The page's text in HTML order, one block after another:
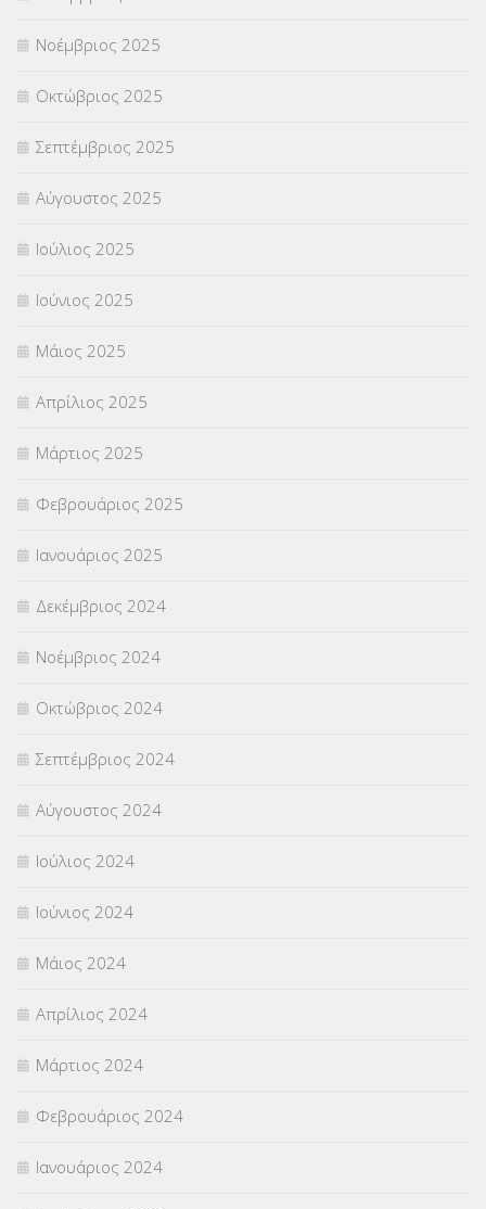
ΥΠΕΡΑΡΙΘΜΟΙ(1)
ΥΠΟΤΡΟΦΙΕΣ(28)
ΦΥΣΙΚΗ ΑΓΩΓΗ(692)
Χωρίς κατηγορία
Νοέμβριος 2025
Οκτώβριος 2025
Σεπτέμβριος 2025
Αύγουστος 2025
Ιούλιος 2025
Ιούνιος 2025
Μάιος 2025
Απρίλιος 2025
Μάρτιος 2025
Φεβρουάριος 2025
Ιανουάριος 2025
Δεκέμβριος 2024
Νοέμβριος 2024
Οκτώβριος 2024
Σεπτέμβριος 2024
Αύγουστος 2024
Ιούλιος 2024
Ιούνιος 2024
Μάιος 2024
Απρίλιος 2024
Μάρτιος 2024
Φεβρουάριος 2024
Ιανουάριος 2024